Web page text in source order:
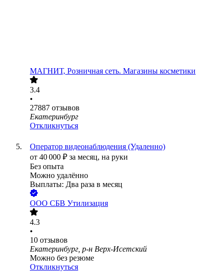
МАГНИТ, Розничная сеть. Магазины косметики
3.4
•
27887 отзывов
Екатеринбург
Откликнуться
Оператор видеонаблюдения (Удаленно)
от 40 000 ₽ за месяц, на руки
Без опыта
Можно удалённо
Выплаты: Два раза в месяц
ООО СБВ Утилизация
4.3
•
10 отзывов
Екатеринбург, р-н Верх-Исетский
Можно без резюме
Откликнуться